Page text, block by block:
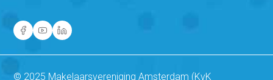
© 2025 Makelaarsvereniging Amsterdam (KvK